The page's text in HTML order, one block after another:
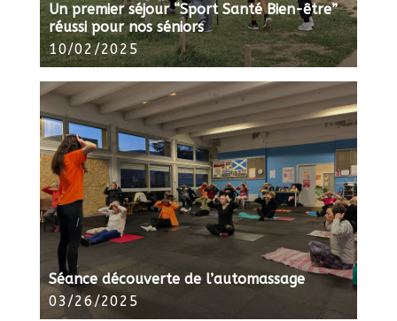
Un premier séjour “Sport Santé Bien-être”
réussi pour nos séniors
10/02/2025
Séance découverte de l’automassage
03/26/2025